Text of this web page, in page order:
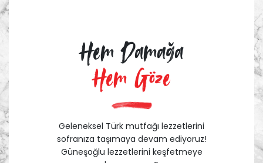
Hem Damağa
Hem Göze
Geleneksel Türk mutfağı lezzetlerini
sofranıza taşımaya devam ediyoruz!
Güneşoğlu lezzetlerini keşfetmeye